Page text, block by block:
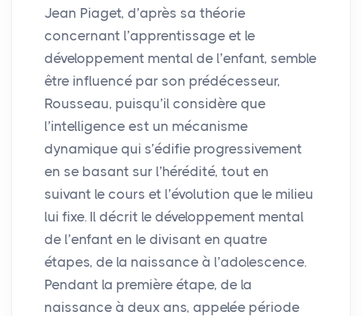
Jean Piaget, d’après sa théorie
concernant l’apprentissage et le
développement mental de l’enfant, semble
être influencé par son prédécesseur,
Rousseau, puisqu’il considère que
l’intelligence est un mécanisme
dynamique qui s’édifie progressivement
en se basant sur l’hérédité, tout en
suivant le cours et l’évolution que le milieu
lui fixe. Il décrit le développement mental
de l’enfant en le divisant en quatre
étapes, de la naissance à l’adolescence.
Pendant la première étape, de la
naissance à deux ans, appelée période